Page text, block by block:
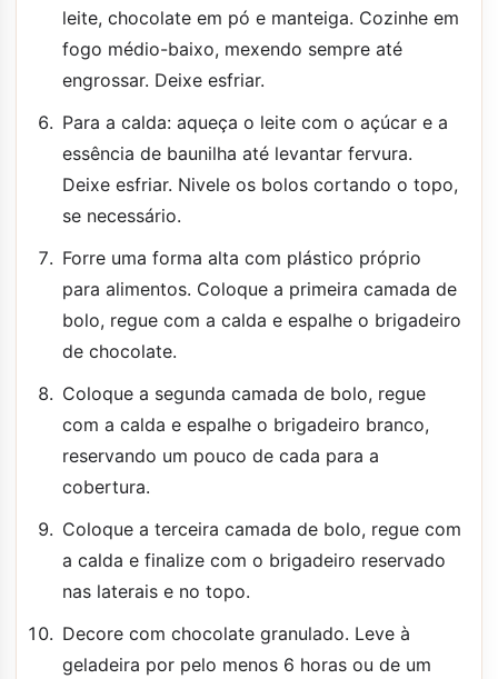
leite, chocolate em pó e manteiga. Cozinhe em
fogo médio-baixo, mexendo sempre até
engrossar. Deixe esfriar.
Para a calda: aqueça o leite com o açúcar e a
essência de baunilha até levantar fervura.
Deixe esfriar. Nivele os bolos cortando o topo,
se necessário.
Forre uma forma alta com plástico próprio
para alimentos. Coloque a primeira camada de
bolo, regue com a calda e espalhe o brigadeiro
de chocolate.
Coloque a segunda camada de bolo, regue
com a calda e espalhe o brigadeiro branco,
reservando um pouco de cada para a
cobertura.
Coloque a terceira camada de bolo, regue com
a calda e finalize com o brigadeiro reservado
nas laterais e no topo.
Decore com chocolate granulado. Leve à
geladeira por pelo menos 6 horas ou de um